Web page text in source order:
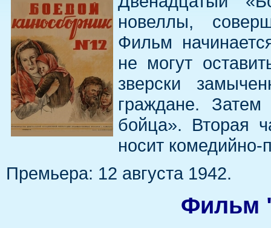
новеллы,
Фильм
не могут
зверски
граждане.
бойца». Вторая
носит комедийно-
Премьера: 12 августа 1942.
Фильм